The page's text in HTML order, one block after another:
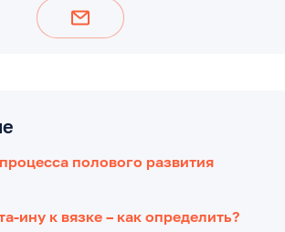
полового развития
ину к вязке – как определить?